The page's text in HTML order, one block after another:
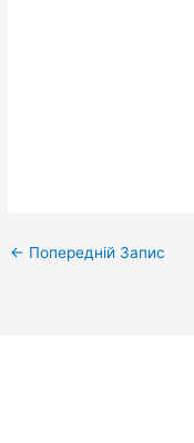
← Попередній Запис